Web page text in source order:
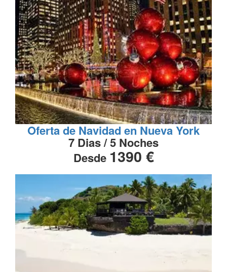
Oferta de Navidad en Nueva York
7 Dias / 5 Noches
Desde 1390 €